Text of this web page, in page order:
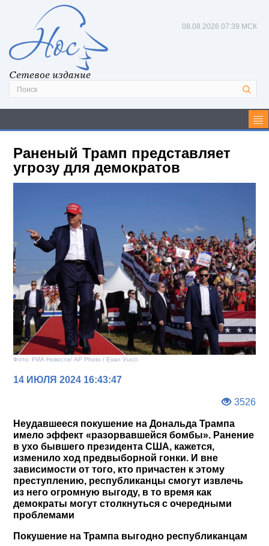
Сетевое издание
08.08.2026 07:39 МСК
Раненый Трамп представляет
угрозу для демократов
Фото: РИА Новости/ AP Photo / Evan Vucci
14 ИЮЛЯ 2024 16:43:47
3526
Неудавшееся покушение на Дональда Трампа
имело эффект «разорвавшейся бомбы». Ранение
в ухо бывшего президента США, кажется,
изменило ход предвыборной гонки. И вне
зависимости от того, кто причастен к этому
преступлению, республиканцы смогут извлечь
из него огромную выгоду, в то время как
демократы могут столкнуться с очередными
проблемами
Покушение на Трампа выгодно республиканцам